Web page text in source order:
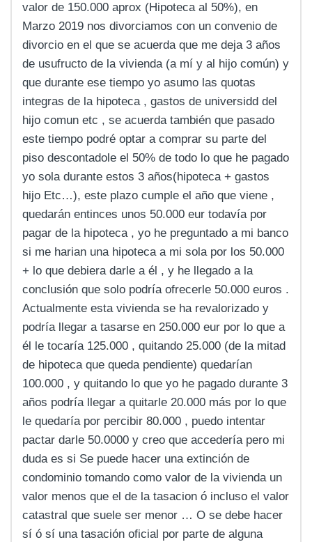
valor de 150.000 aprox (Hipoteca al 50%), en
Marzo 2019 nos divorciamos con un convenio de
divorcio en el que se acuerda que me deja 3 años
de usufructo de la vivienda (a mí y al hijo común) y
que durante ese tiempo yo asumo las quotas
integras de la hipoteca , gastos de universidd del
hijo comun etc , se acuerda también que pasado
este tiempo podré optar a comprar su parte del
piso descontadole el 50% de todo lo que he pagado
yo sola durante estos 3 años(hipoteca + gastos
hijo Etc…), este plazo cumple el año que viene ,
quedarán entinces unos 50.000 eur todavía por
pagar de la hipoteca , yo he preguntado a mi banco
si me harian una hipoteca a mi sola por los 50.000
+ lo que debiera darle a él , y he llegado a la
conclusión que solo podría ofrecerle 50.000 euros .
Actualmente esta vivienda se ha revalorizado y
podría llegar a tasarse en 250.000 eur por lo que a
él le tocaría 125.000 , quitando 25.000 (de la mitad
de hipoteca que queda pendiente) quedarían
100.000 , y quitando lo que yo he pagado durante 3
años podría llegar a quitarle 20.000 más por lo que
le quedaría por percibir 80.000 , puedo intentar
pactar darle 50.0000 y creo que accedería pero mi
duda es si Se puede hacer una extinción de
condominio tomando como valor de la vivienda un
valor menos que el de la tasacion ó incluso el valor
catastral que suele ser menor … O se debe hacer
sí ó sí una tasación oficial por parte de alguna